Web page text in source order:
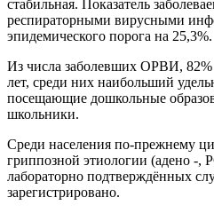
стабильная. Показатель
респираторными вирусными
эпидемического порога на 25,3%.
Из числа заболевших ОРВИ, 82%
лет, среди них наибольший
посещающие дошкольные
школьники.
Среди населения по-прежнему
гриппозной этиологии (адено -,
лабораторно подтверждённых
зарегистрировано.